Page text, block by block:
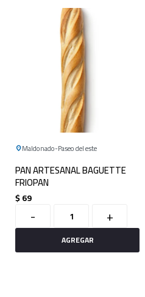
Maldonado Paseo del este
PAN ARTESANAL BAGUETTE
FRIOPAN
$69
- +